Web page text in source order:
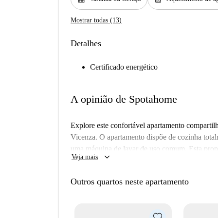
Mostrar todas (13)
Detalhes
Certificado energético
A opinião de Spotahome
Explore este confortável apartamento
Vicenza. O apartamento dispõe de cozinha
uma máquina de lavar de uso comum. Esta
está totalmente mobiliada, oferecendo um
Fi — estão incluídas no preço do aluguel,
como Green Pizza Alte, New Esprit e
Veja mais keyboard_arrow_down
Outros quartos neste apartamento